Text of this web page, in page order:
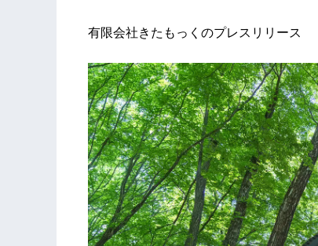
有限会社きたもっくのプレスリリース